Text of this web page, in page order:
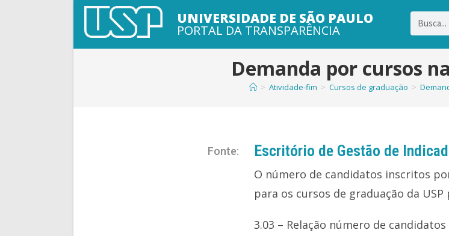
UNIVERSIDADE DE SÃO PAULO
PORTAL DA TRANSPARÊNCIA
Demanda por cursos
> Atividade-fim > Cursos de graduação >
Fonte: Escritório de Gestão de
O número de candidatos inscritos
para os cursos de graduação da
3.03 – Relação número de